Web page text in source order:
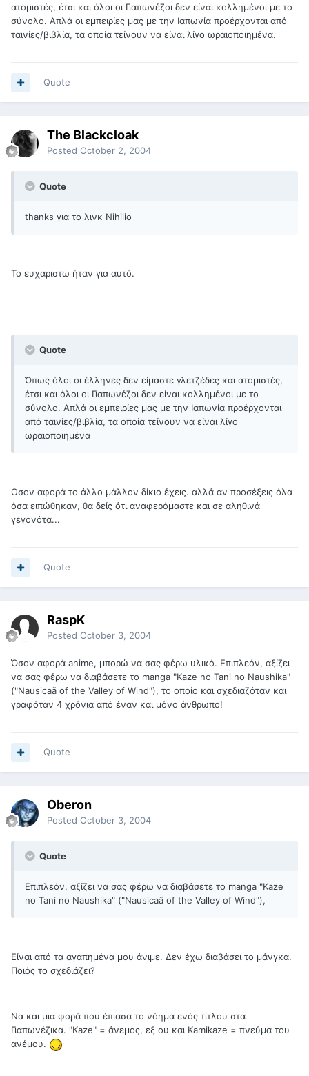
ατομιστές, έτσι και όλοι οι Γιαπωνέζοι δεν είναι κολλημένοι με το
σύνολο. Απλά οι εμπειρίες μας με την Ιαπωνία προέρχονται από
ταινίες/βιβλία, τα οποία τείνουν να είναι λίγο ωραιοποιημένα.
Quote
The Blackcloak
Posted October 2, 2004
Quote
thanks για το λινκ Nihilio
Το ευχαριστώ ήταν για αυτό.
Quote
Όπως όλοι οι έλληνες δεν είμαστε γλετζέδες και ατομιστές,
έτσι και όλοι οι Γιαπωνέζοι δεν είναι κολλημένοι με το
σύνολο. Απλά οι εμπειρίες μας με την Ιαπωνία προέρχονται
από ταινίες/βιβλία, τα οποία τείνουν να είναι λίγο
ωραιοποιημένα
Οσον αφορά το άλλο μάλλον δίκιο έχεις. αλλά αν προσέξεις όλα
όσα ειπώθηκαν, θα δείς ότι αναφερόμαστε και σε αληθινά
γεγονότα...
Quote
RaspK
Posted October 3, 2004
Όσον αφορά anime, μπορώ να σας φέρω υλικό. Επιπλεόν, αξίζει
να σας φέρω να διαβάσετε το manga "Kaze no Tani no Naushika"
("Nausicaä of the Valley of Wind"), το οποίο και σχεδιαζόταν και
γραφόταν 4 χρόνια από έναν και μόνο άνθρωπο!
Quote
Oberon
Posted October 3, 2004
Quote
Επιπλεόν, αξίζει να σας φέρω να διαβάσετε το manga "Kaze
no Tani no Naushika" ("Nausicaä of the Valley of Wind"),
Είναι από τα αγαπημένα μου άνιμε. Δεν έχω διαβάσει το μάνγκα.
Ποιός το σχεδιάζει?
Να και μια φορά που έπιασα το νόημα ενός τίτλου στα
Γιαπωνέζικα. "Kaze" = άνεμος, εξ ου και Kamikaze = πνεύμα του
ανέμου.